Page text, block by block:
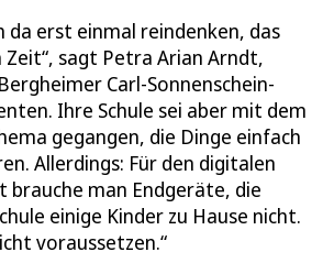
da erst einmal reindenken, das
sagt Petra Arian Arndt,
Carl-Sonnenschein-
Ihre Schule sei aber mit dem
gegangen, die Dinge einfach
Allerdings: Für den digitalen
brauche man Endgeräte, die
einige Kinder zu Hause nicht.
voraussetzen.“